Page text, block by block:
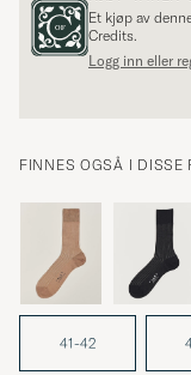
Et kjøp av
Credits.
Logg inn eller
FINNES OGSÅ I DISSE
41-42